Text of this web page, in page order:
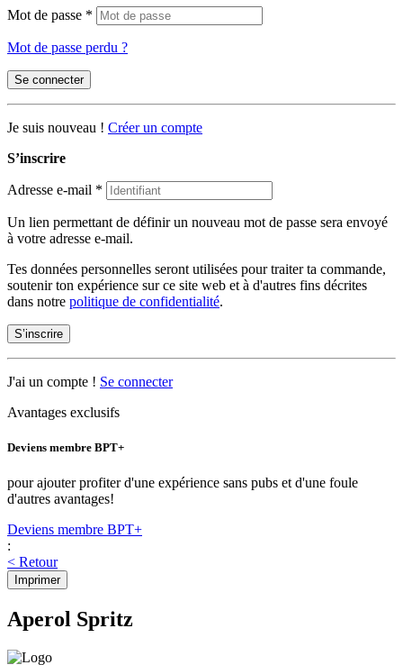
Mot de passe *
Mot de passe perdu ?
Se connecter
Je suis nouveau ! Créer un compte
S’inscrire
Adresse e-mail *
Un lien permettant de définir un nouveau mot de passe sera envoyé
à votre adresse e-mail.
Tes données personnelles seront utilisées pour traiter ta commande,
soutenir ton expérience sur ce site web et à d'autres fins décrites
dans notre politique de confidentialité.
S’inscrire
J'ai un compte ! Se connecter
Avantages exclusifs
Deviens membre BPT+
pour ajouter profiter d'une expérience sans pubs et d'une foule
d'autres avantages!
Deviens membre BPT+
:
< Retour
Imprimer
Aperol Spritz